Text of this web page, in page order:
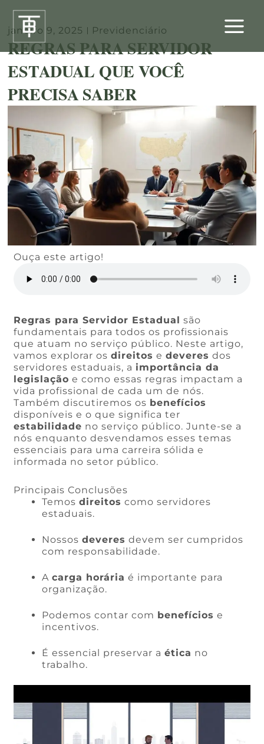
conteúdo
janeiro 9, 2025 Previdenciário
REGRAS PARA SERVIDOR
ESTADUAL QUE VOCÊ
PRECISA SABER
Ouça este artigo!
Regras para Servidor Estadual são
fundamentais para todos os profissionais
que atuam no serviço público. Neste artigo,
vamos explorar osdireitos edeveres dos
servidores estaduais, a importância da
legislação e como essas regras impactam a
vida profissional de cada um de nós.
Também discutiremos os benefícios
disponíveis e o que significa ter
estabilidade no serviço público. Junte-se a
nós enquanto desvendamos esses temas
essenciais para uma carreira sólida e
informada no setor público.
Principais Conclusões
Temosdireitos como servidores
estaduais.
Nossosdeveres devem ser cumpridos
com responsabilidade.
Acarga horária é importante para
organização.
Podemos contar com benefícios e
incentivos.
É essencial preservar aética no
trabalho.